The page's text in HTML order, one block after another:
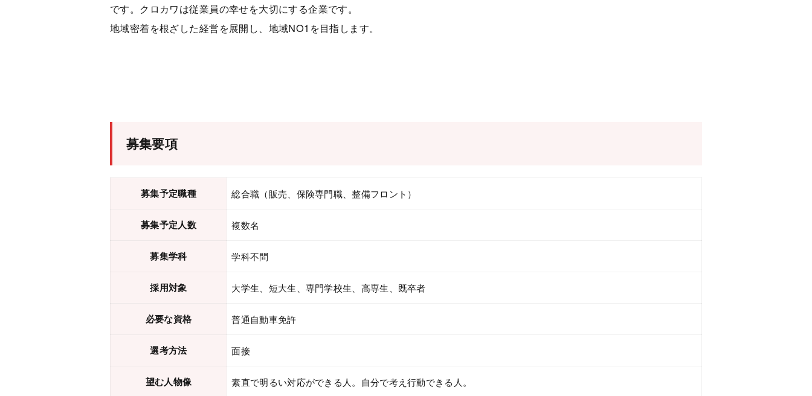
です。クロカワは従業員の幸せを大切にする企業です。
地域密着を根ざした経営を展開し、地域NO1を目指します。
募集要項
募集予定職種 総合職（販売、保険専門職、整備フロント）
募集予定人数 複数名
募集学科 学科不問
採用対象 大学生、短大生、専門学校生、高専生、既卒者
必要な資格 普通自動車免許
選考方法 面接
望む人物像 素直で明るい対応ができる人。自分で考え行動できる人。